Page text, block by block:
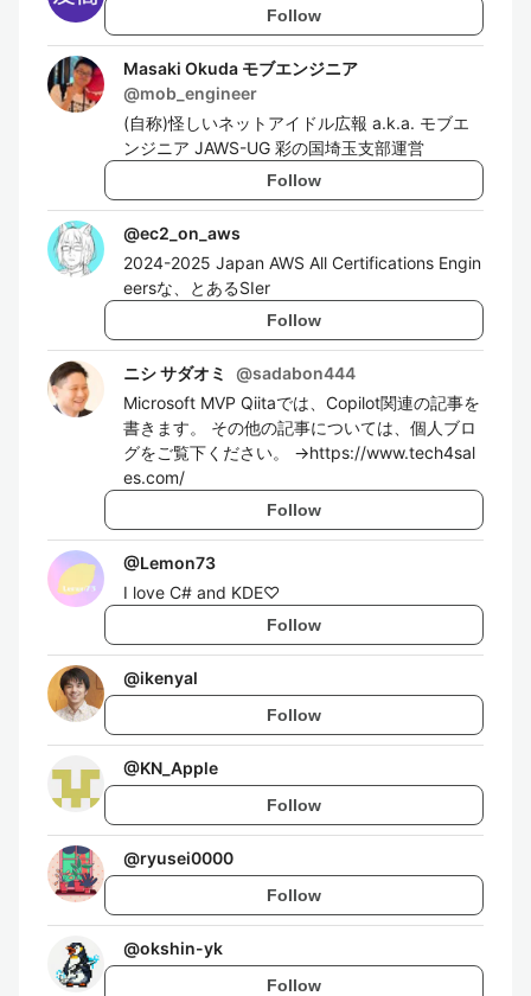
Follow
Masaki Okuda モブエンジニア
@mob_engineer
(自称)怪しいネットアイドル広報 a.k.a. モブエ
ンジニア JAWS-UG 彩の国埼玉支部運営
Follow
@ec2_on_aws
2024-2025 Japan AWS All Certifications Engin
eersな、とあるSIer
Follow
ニシ サダオミ @sadabon444
Microsoft MVP Qiitaでは、Copilot関連の記事を
書きます。 その他の記事については、個人ブロ
グをご覧下ください。 →https://www.tech4sal
es.com/
Follow
@Lemon73
I love C# and KDE♡
Follow
@ikenyal
Follow
@KN_Apple
Follow
@ryusei0000
Follow
@okshin-yk
Follow